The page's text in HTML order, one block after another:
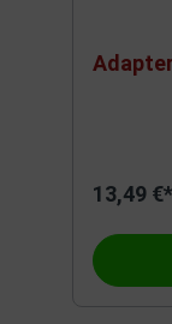
13,49 €*